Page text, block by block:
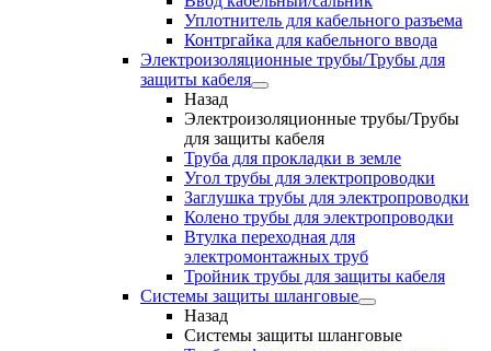
Уплотнитель для кабельного разъема
Контргайка для кабельного ввода
Электроизоляционные трубы/Трубы для
защиты кабеля
Назад
Электроизоляционные трубы/Трубы
для защиты кабеля
Труба для прокладки в земле
Угол трубы для электропроводки
Заглушка трубы для электропроводки
Колено трубы для электропроводки
Втулка переходная для
электромонтажных труб
Тройник трубы для защиты кабеля
Системы защиты шланговые
Назад
Системы защиты шланговые